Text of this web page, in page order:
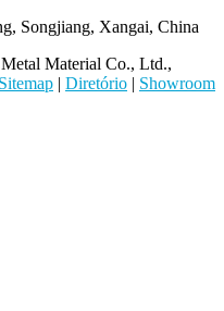
Songjiang, Xangai, China
Material Co., Ltd.,
| Diretório | Showroom